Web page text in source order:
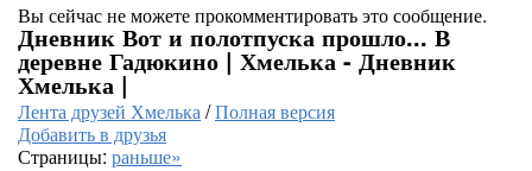
Вы сейчас не можете прокомментировать это сообщение.
Дневник Вот и полотпуска прошло... В
деревне Гадюкино | Хмелька - Дневник
Хмелька |
Лента друзей Хмелька/Полная версия
Добавить в друзья
Страницы: раньше»